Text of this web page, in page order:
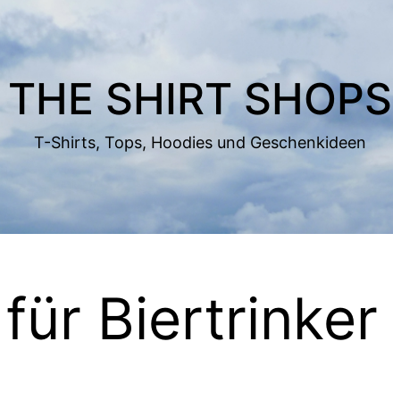
THE SHIRT SHOPS
T-Shirts, Tops, Hoodies und Geschenkideen
Biertrinker